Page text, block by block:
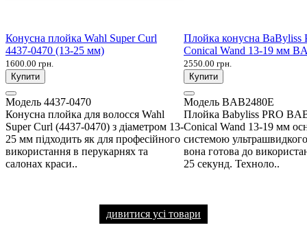
Конусна плойка Wahl Super Curl
4437-0470 (13-25 мм)
1600.00 грн.
Купити
Модель 4437-0470
Конусна плойка для волосся Wahl
Super Curl (4437-0470) з діаметром 13-
25 мм підходить як для професійного
використання в перукарнях та
салонах краси..
Плойка конусна BaByliss
Conical Wand 13-19 мм
2550.00 грн.
Купити
Модель BAB2480E
Плойка Babyliss PRO
Conical Wand 13-19 мм
системою
вона готова до
25 секунд. Техноло..
дивитися усі товари